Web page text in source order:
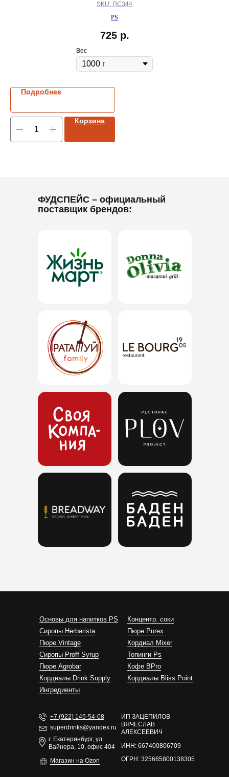
SKU: ПС344
PS
725 р.
Вес
Подробнее
Корзина
ФУДСПЕЙС – официальный
поставщик брендов:
ИП ЗАЦЕПИЛОВ
ВЯЧЕСЛАВ
АЛЕКСЕЕВИЧ
ИНН: 667400806709
ОГРН: 325665800138305
Основы для напитков PS
Сиропы Herbarista
Пюре Vintage
Cиропы Proff Syrup
Пюре Agrobar
Кордиалы Drink Supply
Ингредиенты
superdrinks@yandex.ru
+7 (922) 145-54-08
г. Екатеринбург, ул.
Вайнера, 10, офис 404
Магазин на Ozon
Концентр. соки
Пюре Purex
Кордиал Mixer
Топинги Ps
Кофе BPro
Кордиалы Bliss Point